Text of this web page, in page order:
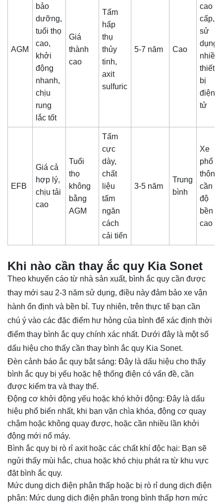
AGM
bảo
dưỡng,
tuổi thọ
cao,
khởi
động
nhanh,
chịu
rung
lắc tốt
Giá
thành
cao
Tấm
hấp
thụ
thủy
tinh,
axit
sulfuric
5-7 năm Cao
cao
cấp,
sử
dụng
nhiều
thiết
bị
điện
tử
EFB
Giá cả
hợp lý,
chịu tải
cao
Tuổi
thọ
không
bằng
AGM
Tấm
cực
dày,
chất
liệu
tấm
ngăn
cách
cải tiến
3-5 năm
Trung
bình
Xe
phổ
thông,
cần
độ
bền
cao
Khi nào cần thay ắc quy Kia Sonet
Theo khuyến cáo từ nhà sản xuất, bình ắc quy cần được
thay mới sau 2-3 năm sử dụng, điều này đảm bảo xe vận
hành ổn định và bền bỉ. Tuy nhiên, trên thực tế bạn cần
chú ý vào các đặc điểm hư hỏng của bình để xác định thời
điểm thay bình ắc quy chính xác nhất. Dưới đây là một số
dấu hiệu cho thấy cần thay bình ắc quy Kia Sonet.
Đèn cảnh báo ắc quy bật sáng: Đây là dấu hiệu cho thấy
bình ắc quy bị yếu hoặc hệ thống điện có vấn đề, cần
được kiểm tra và thay thế.
Động cơ khởi động yếu hoặc khó khởi động: Đây là dấu
hiệu phổ biến nhất, khi bạn vặn chìa khóa, động cơ quay
chậm hoặc không quay được, hoặc cần nhiều lần khởi
động mới nổ máy.
Bình ắc quy bị rò rỉ axit hoặc các chất khí độc hại: Bạn sẽ
ngửi thấy mùi hắc, chua hoặc khó chịu phát ra từ khu vực
đặt bình ắc quy.
Mức dung dịch điện phân thấp hoặc bị rò rỉ dung dịch điện
phân: Mức dung dịch điện phân trong bình thấp hơn mức